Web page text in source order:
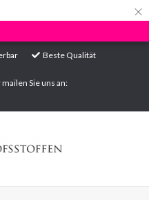
×
Beste Qualität
Sie uns an: